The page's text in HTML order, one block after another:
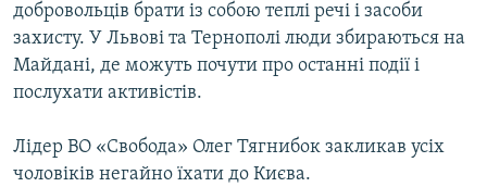
добровольців брати із собою теплі речі і засоби
захисту. У Львові та Тернополі люди збираються на
Майдані, де можуть почути про останні події і
послухати активістів.
Лідер ВО «Свобода» Олег Тягнибок закликав усіх
чоловіків негайно їхати до Києва.